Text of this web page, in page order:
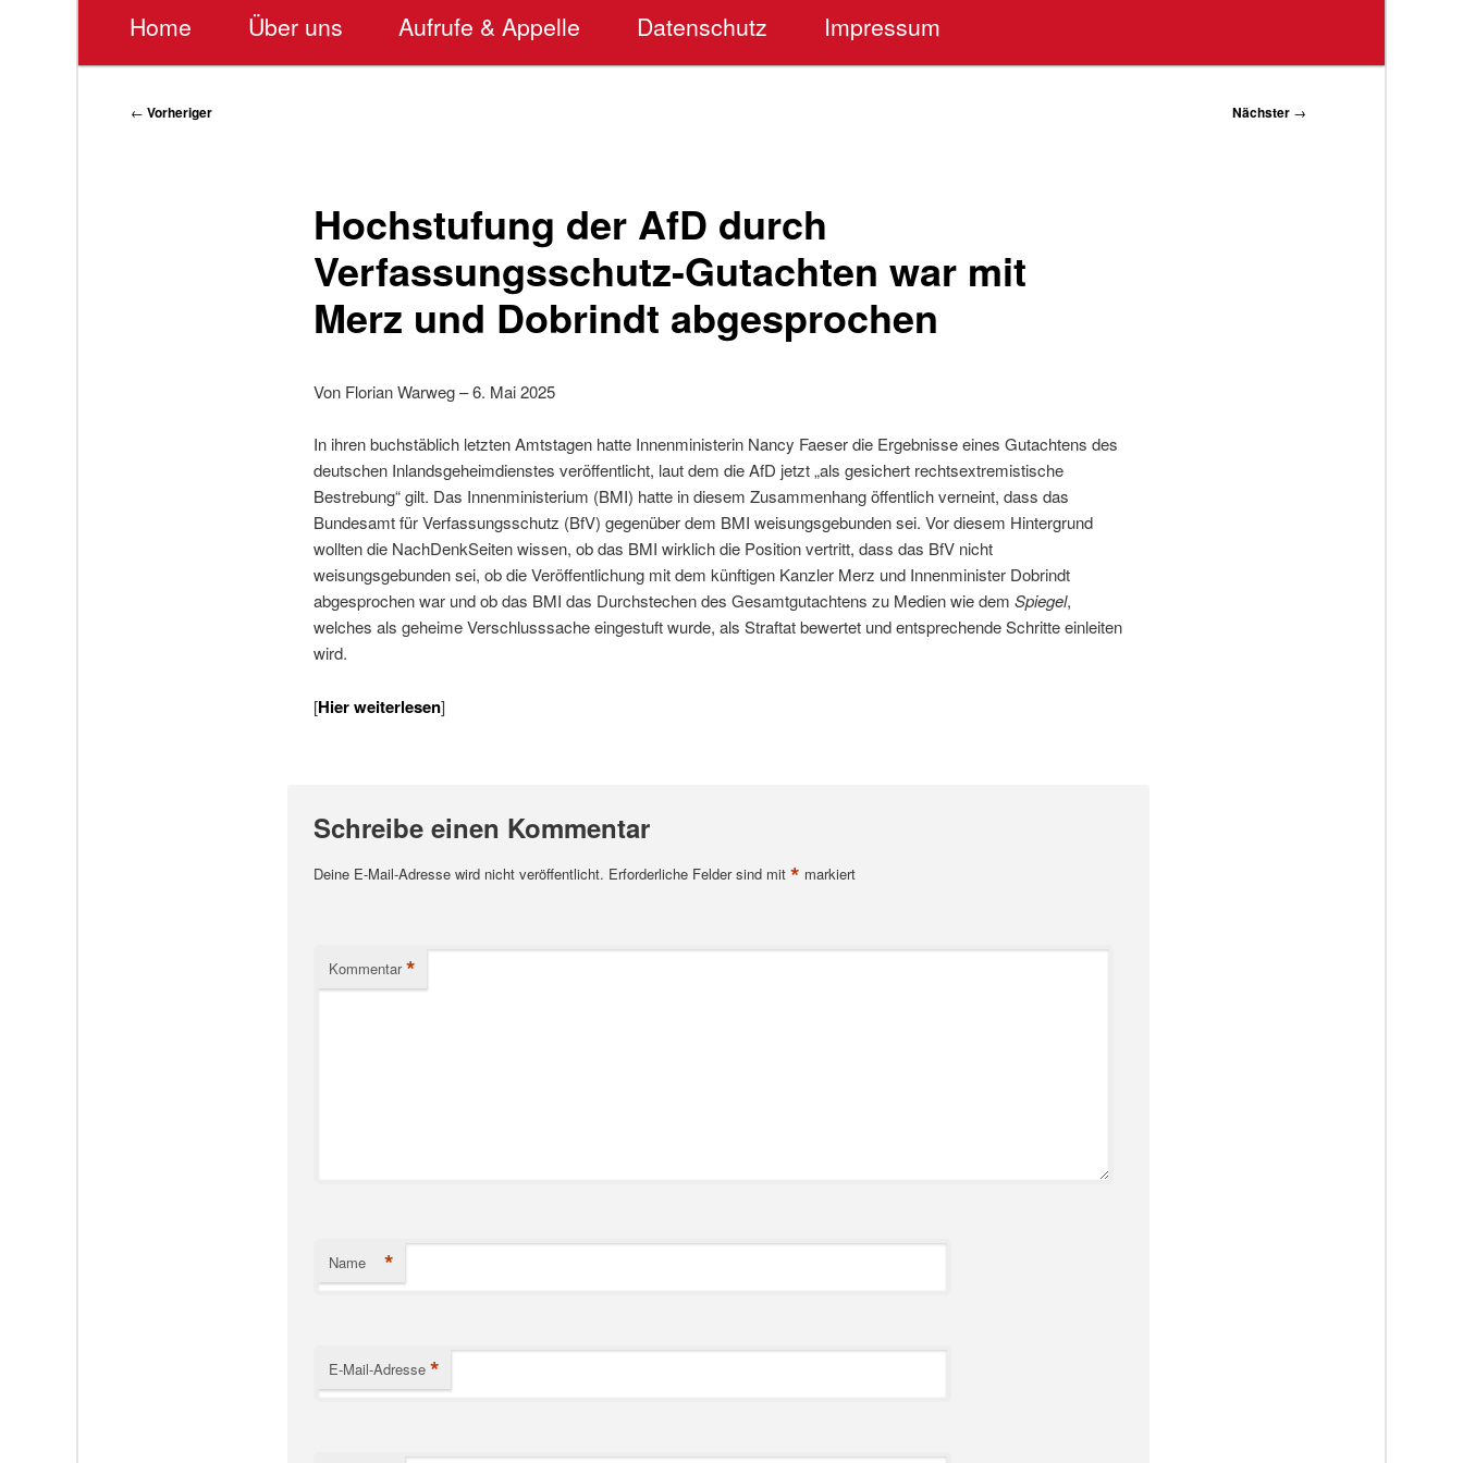
Home Über uns Aufrufe & Appelle Datenschutz Impressum
Beitragsnavigation
← Vorheriger Nächster →
Hochstufung der AfD durch
Verfassungsschutz-Gutachten war mit
Merz und Dobrindt abgesprochen
Von Florian Warweg – 6. Mai 2025
In ihren buchstäblich letzten Amtstagen hatte Innenministerin Nancy Faeser die Ergebnisse eines Gutachtens des
deutschen Inlandsgeheimdienstes veröffentlicht, laut dem die AfD jetzt „als gesichert rechtsextremistische
Bestrebung“ gilt. Das Innenministerium (BMI) hatte in diesem Zusammenhang öffentlich verneint, dass das
Bundesamt für Verfassungsschutz (BfV) gegenüber dem BMI weisungsgebunden sei. Vor diesem Hintergrund
wollten die NachDenkSeiten wissen, ob das BMI wirklich die Position vertritt, dass das BfV nicht
weisungsgebunden sei, ob die Veröffentlichung mit dem künftigen Kanzler Merz und Innenminister Dobrindt
abgesprochen war und ob das BMI das Durchstechen des Gesamtgutachtens zu Medien wie dem Spiegel,
welches als geheime Verschlusssache eingestuft wurde, als Straftat bewertet und entsprechende Schritte einleiten
wird.
[Hier weiterlesen]
Schreibe einen Kommentar
Deine E-Mail-Adresse wird nicht veröffentlicht. Erforderliche Felder sind mit * markiert
Kommentar *
Name *
E-Mail-Adresse *